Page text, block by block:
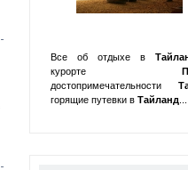
Все об отдыхе в
курорте
достопримечательности
горящие путевки в Тайланд